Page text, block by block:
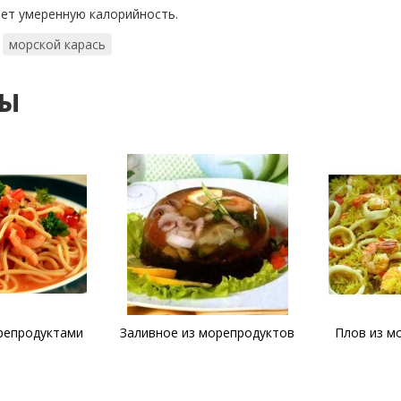
калорийность.
морской карась
Плов из морепродуктов Пицца с